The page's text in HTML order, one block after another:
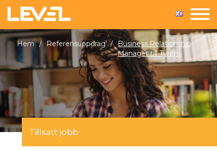
Hem / Referensuppdrag / Business Relationship
Manager till Tyréns
Tillsatt jobb